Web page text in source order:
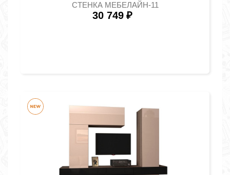
СТЕНКА МЕБЕЛАЙН-11
30 749 ₽